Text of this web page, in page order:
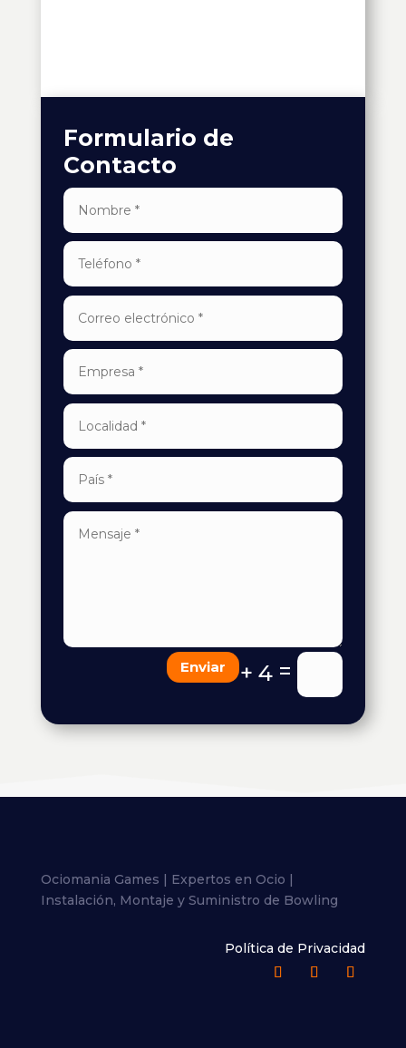
Formulario de
Contacto
3 + 4 =
Enviar
Ociomania Games | Expertos en Ocio |
Instalación, Montaje y Suministro de Bowling
Política de Privacidad